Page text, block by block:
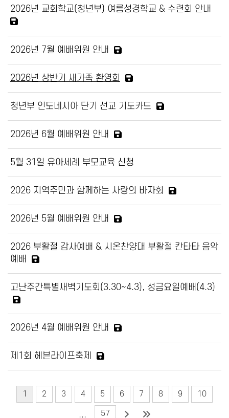
2026년 교회학교(청년부) 여름성경학교 & 수련회 안내
2026년 7월 예배위원 안내
2026년 상반기 새가족 환영회
청년부 인도네시아 단기 선교 기도카드
2026년 6월 예배위원 안내
5월 31일 유아세례 부모교육 신청
2026 지역주민과 함께하는 사랑의 바자회
2026년 5월 예배위원 안내
2026 부활절 감사예배 & 시온찬양대 부활절 칸타타 음악
예배
고난주간특별새벽기도회(3.30~4.3), 성금요일예배(4.3)
2026년 4월 예배위원 안내
제1회 헤븐라이프축제
1 2 3 4 5 6 7 8 9 10
... 57